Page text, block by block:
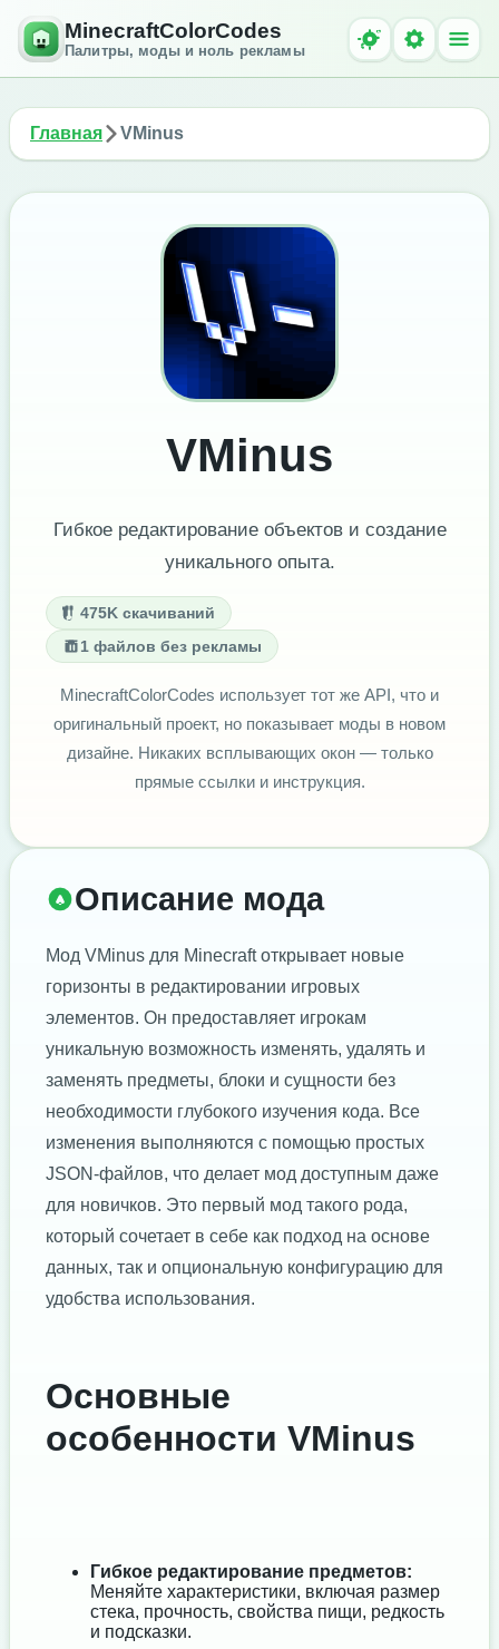
MinecraftColorCodes
Палитры, моды и ноль рекламы
Главная VMinus
VMinus
Гибкое редактирование объектов и создание
уникального опыта.
475K скачиваний
1 файлов без рекламы
MinecraftColorCodes использует тот же API, что и
оригинальный проект, но показывает моды в новом
дизайне. Никаких всплывающих окон — только
прямые ссылки и инструкция.
Описание мода
Мод VMinus для Minecraft открывает новые
горизонты в редактировании игровых
элементов. Он предоставляет игрокам
уникальную возможность изменять, удалять и
заменять предметы, блоки и сущности без
необходимости глубокого изучения кода. Все
изменения выполняются с помощью простых
JSON-файлов, что делает мод доступным даже
для новичков. Это первый мод такого рода,
который сочетает в себе как подход на основе
данных, так и опциональную конфигурацию для
удобства использования.
Основные
особенности VMinus
Гибкое редактирование предметов:
Меняйте характеристики, включая размер
стека, прочность, свойства пищи, редкость
и подсказки.